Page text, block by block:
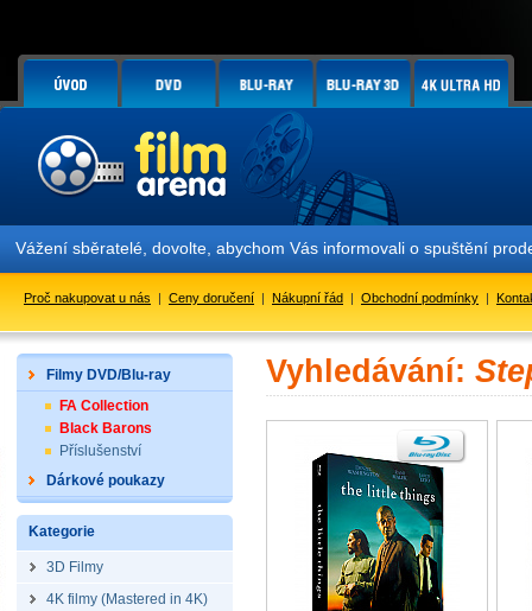
Vážení sběratelé, dovolte, abychom Vás informovali o spuštění
Proč nakupovat u nás | Ceny doručení | Nákupní řád | Obchodní podmínky |
Filmy DVD/Blu-ray
FA Collection
Black Barons
Příslušenství
Dárkové poukazy
Kategorie
3D Filmy
4K filmy (Mastered in 4K)
Vyhledávání: